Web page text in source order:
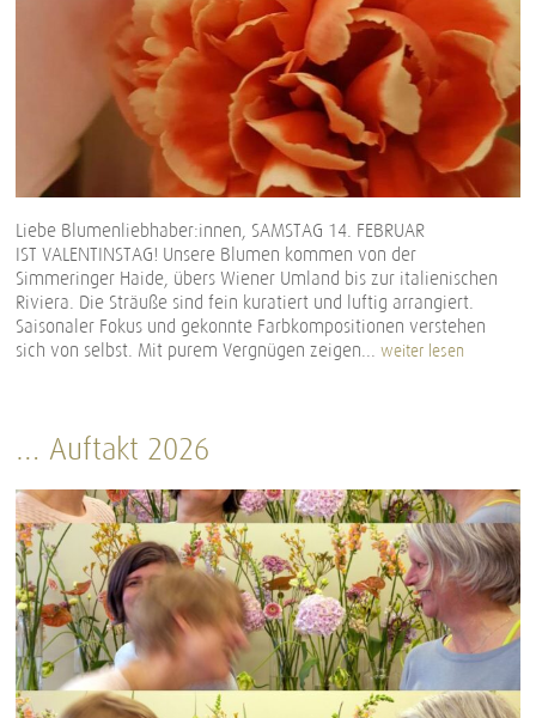
Liebe Blumenliebhaber:innen, SAMSTAG 14. FEBRUAR
IST VALENTINSTAG! Unsere Blumen kommen von der
Simmeringer Haide, übers Wiener Umland bis zur italienischen
Riviera. Die Sträuße sind fein kuratiert und luftig arrangiert.
Saisonaler Fokus und gekonnte Farbkompositionen verstehen
sich von selbst. Mit purem Vergnügen zeigen...weiter lesen
… Auftakt 2026